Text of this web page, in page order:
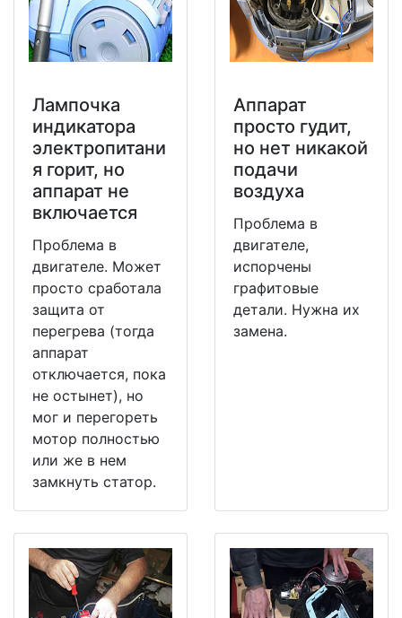
Лампочка
индикатора
электропитани
я горит, но
аппарат не
включается
Проблема в
двигателе. Может
просто сработала
защита от
перегрева (тогда
аппарат
отключается, пока
не остынет), но
мог и перегореть
мотор полностью
или же в нем
замкнуть статор.
Аппарат
просто гудит,
но нет никакой
подачи
воздуха
Проблема в
двигателе,
испорчены
графитовые
детали. Нужна их
замена.